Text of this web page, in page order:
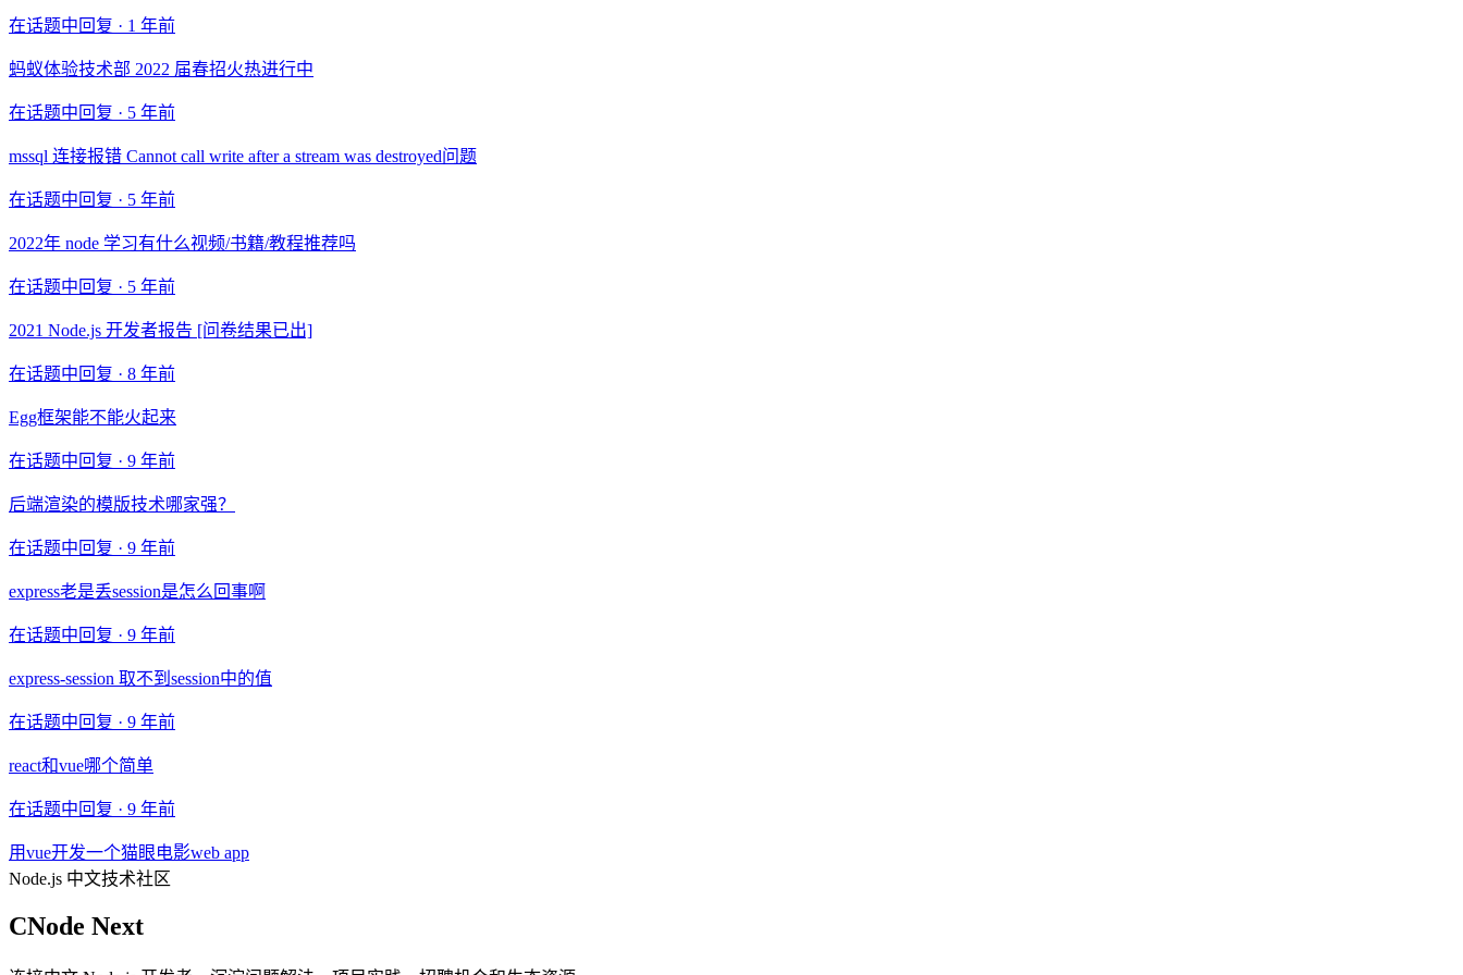
在话题中回复 · 1 年前
蚂蚁体验技术部 2022 届春招火热进行中
在话题中回复 · 5 年前
mssql 连接报错 Cannot call write after a stream was destroyed问题
在话题中回复 · 5 年前
2022年 node 学习有什么视频/书籍/教程推荐吗
在话题中回复 · 5 年前
2021 Node.js 开发者报告 [问卷结果已出]
在话题中回复 · 8 年前
Egg框架能不能火起来
在话题中回复 · 9 年前
后端渲染的模版技术哪家强？
在话题中回复 · 9 年前
express老是丢session是怎么回事啊
在话题中回复 · 9 年前
express-session 取不到session中的值
在话题中回复 · 9 年前
react和vue哪个简单
在话题中回复 · 9 年前
用vue开发一个猫眼电影web app
Node.js 中文技术社区
CNode Next